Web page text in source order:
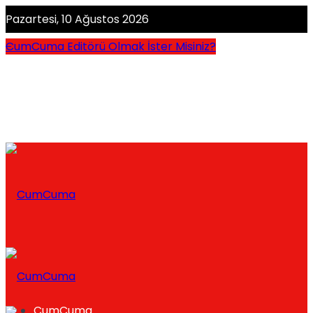
Pazartesi, 10 Ağustos 2026
CumCuma Editörü Olmak İster Misiniz?